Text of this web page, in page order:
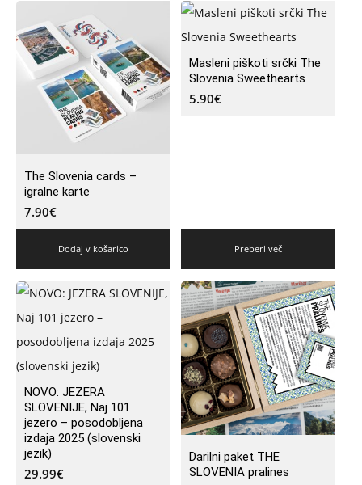
The Slovenia cards –
igralne karte
7.90€
Dodaj v košarico
Masleni piškoti srčki The
Slovenia Sweethearts
5.90€
Preberi več
NOVO: JEZERA
SLOVENIJE, Naj 101
jezero – posodobljena
izdaja 2025 (slovenski
jezik)
29.99€
Darilni paket THE
SLOVENIA pralines